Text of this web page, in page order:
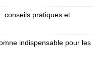
conseils pratiques et
indispensable pour les